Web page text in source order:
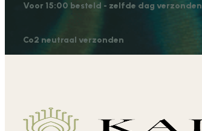
Voor 15:00 besteld - zelfde dag verzonden
Co2 neutraal verzonden